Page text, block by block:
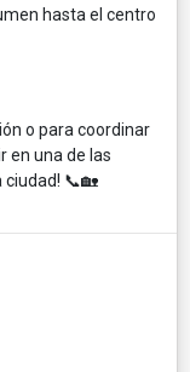
hasta el centro
o para coordinar
en una de las
📞🏡